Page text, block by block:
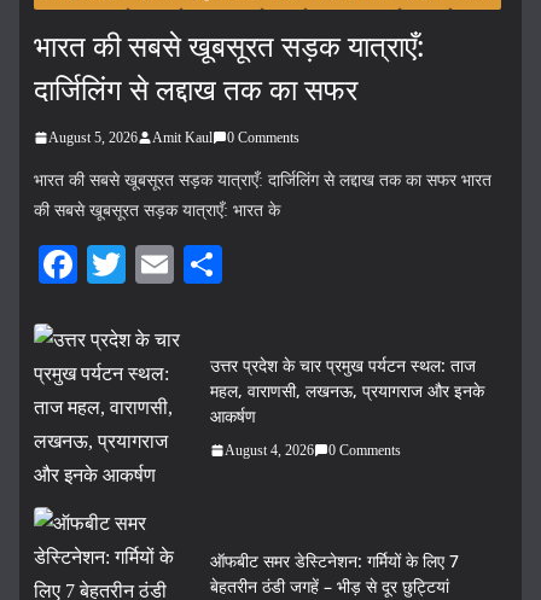
भारत की सबसे खूबसूरत सड़क यात्राएँ:
दार्जिलिंग से लद्दाख तक का सफर
August 5, 2026 Amit Kaul 0 Comments
भारत की सबसे खूबसूरत सड़क यात्राएँ: दार्जिलिंग से लद्दाख तक का सफर भारत
की सबसे खूबसूरत सड़क यात्राएँ: भारत के
Fa
bo
ok
T
tte
r
E
ail
उत्तर प्रदेश के चार प्रमुख पर्यटन स्थल: ताज
महल, वाराणसी, लखनऊ, प्रयागराज और इनके
आकर्षण
August 4, 2026 0 Comments
ऑफबीट समर डेस्टिनेशन: गर्मियों के लिए 7
बेहतरीन ठंडी जगहें – भीड़ से दूर छुट्टियां